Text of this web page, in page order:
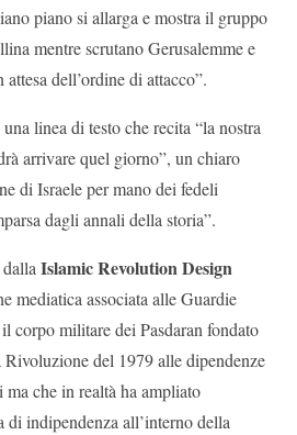
piano si allarga e mostra il gruppo
mentre scrutano Gerusalemme e
dell’ordine di attacco”.
linea di testo che recita “la nostra
arrivare quel giorno”, un chiaro
di Israele per mano dei fedeli
dagli annali della storia”.
Islamic Revolution Design
mediatica associata alle Guardie
corpo militare dei Pasdaran fondato
del 1979 alle dipendenze
che in realtà ha ampliato
di indipendenza all’interno della